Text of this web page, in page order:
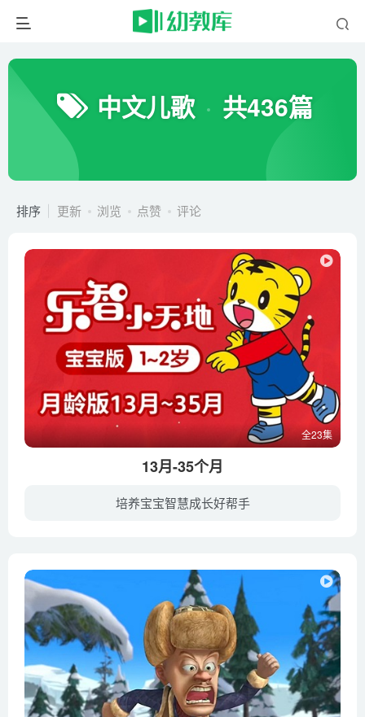
中文儿歌 共436篇
排序 更新 浏览 点赞 评论
全23集
13月-35个月
培养宝宝智慧成长好帮手